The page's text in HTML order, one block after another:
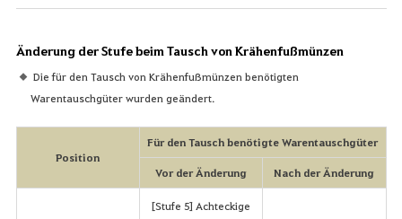
Änderung der Stufe beim Tausch von Krähenfußmünzen
Die für den Tausch von Krähenfußmünzen benötigten
Warentauschgüter wurden geändert.
Position
Für den Tausch benötigte Warentauschgüter
Vor der Änderung Nach der Änderung
[Stufe 5] Achteckige